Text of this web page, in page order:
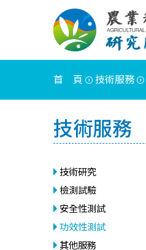
首 頁 技術服務
技術服務
技術研究
檢測試驗
安全性測試
功效性測試
其他服務